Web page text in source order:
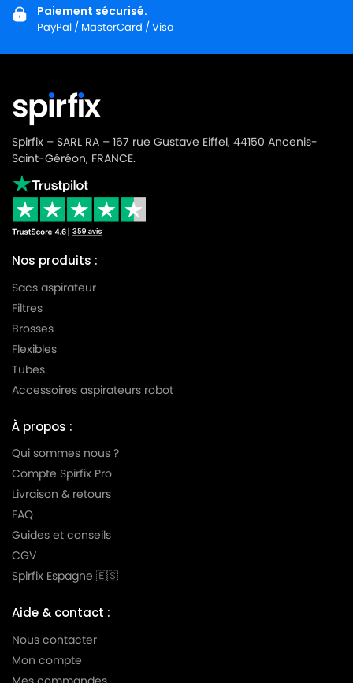
LG-
GOLDSTAR
LG-GOLDSTAR TURBO 3200
LG-
GOLDSTAR
LG-
GOLDSTAR
LG-GOLDSTAR TURBO 3300 R
LG-
GOLDSTAR
LG-GOLDSTAR TURBO 3400
GOLDSTAR
LG-
GOLDSTAR
LG-
GOLDSTAR
LG-
LG-GOLDSTAR TURBO V 3300 DE
LG-
GOLDSTAR
LG-
GOLDSTAR
LG-GOLDSTAR TURBO V 3310 DE
LG-
GOLDSTAR
LG-GOLDSTAR TURBO V 3310 TD
LG-
LG-GOLDSTAR TURBO X (Série)
LG-
GOLDSTAR
LG-
Paiement sécurisé.
PayPal / MasterCard / Visa
Spirfix – SARL RA – 167 rue Gustave Eiffel, 44150 Ancenis-
Saint-Géréon, FRANCE.
Nos produits :
Sacs aspirateur
Filtres
Brosses
Flexibles
Tubes
Accessoires aspirateurs robot
À propos :
Qui sommes nous ?
Compte Spirfix Pro
Livraison & retours
FAQ
Guides et conseils
CGV
Spirfix Espagne 🇪🇸
Aide & contact :
Nous contacter
Mon compte